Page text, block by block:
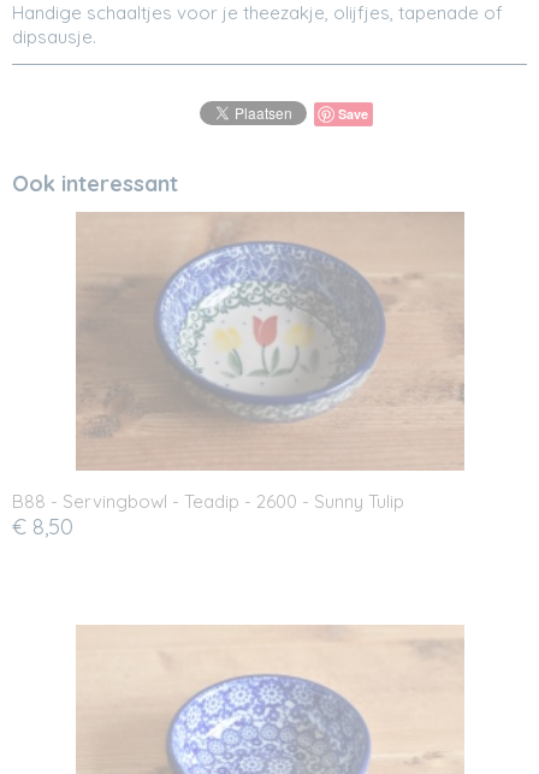
Handige schaaltjes voor je theezakje, olijfjes, tapenade of
dipsausje.
Save
Ook interessant
B88 - Servingbowl - Teadip - 2600 - Sunny Tulip
€ 8,50